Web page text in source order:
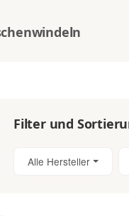
Filter und
Alle Hersteller